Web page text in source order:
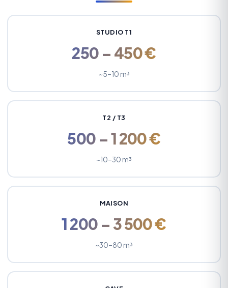
STUDIO T1
250 – 450 €
~5–10 m³
T2 / T3
500 – 1 200 €
~10–30 m³
MAISON
1 200 – 3 500 €
~30–80 m³